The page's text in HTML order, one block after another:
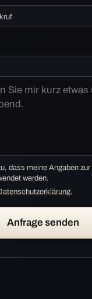
dass meine Angaben
werden.
Anfrage senden